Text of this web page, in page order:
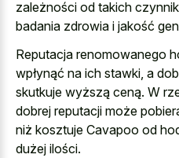
zależności od takich
badania zdrowia i jakość
Reputacja renomowanego
wpłynąć na ich stawki, a
skutkuje wyższą ceną. W
dobrej reputacji może
niż kosztuje Cavapoo od
dużej ilości.